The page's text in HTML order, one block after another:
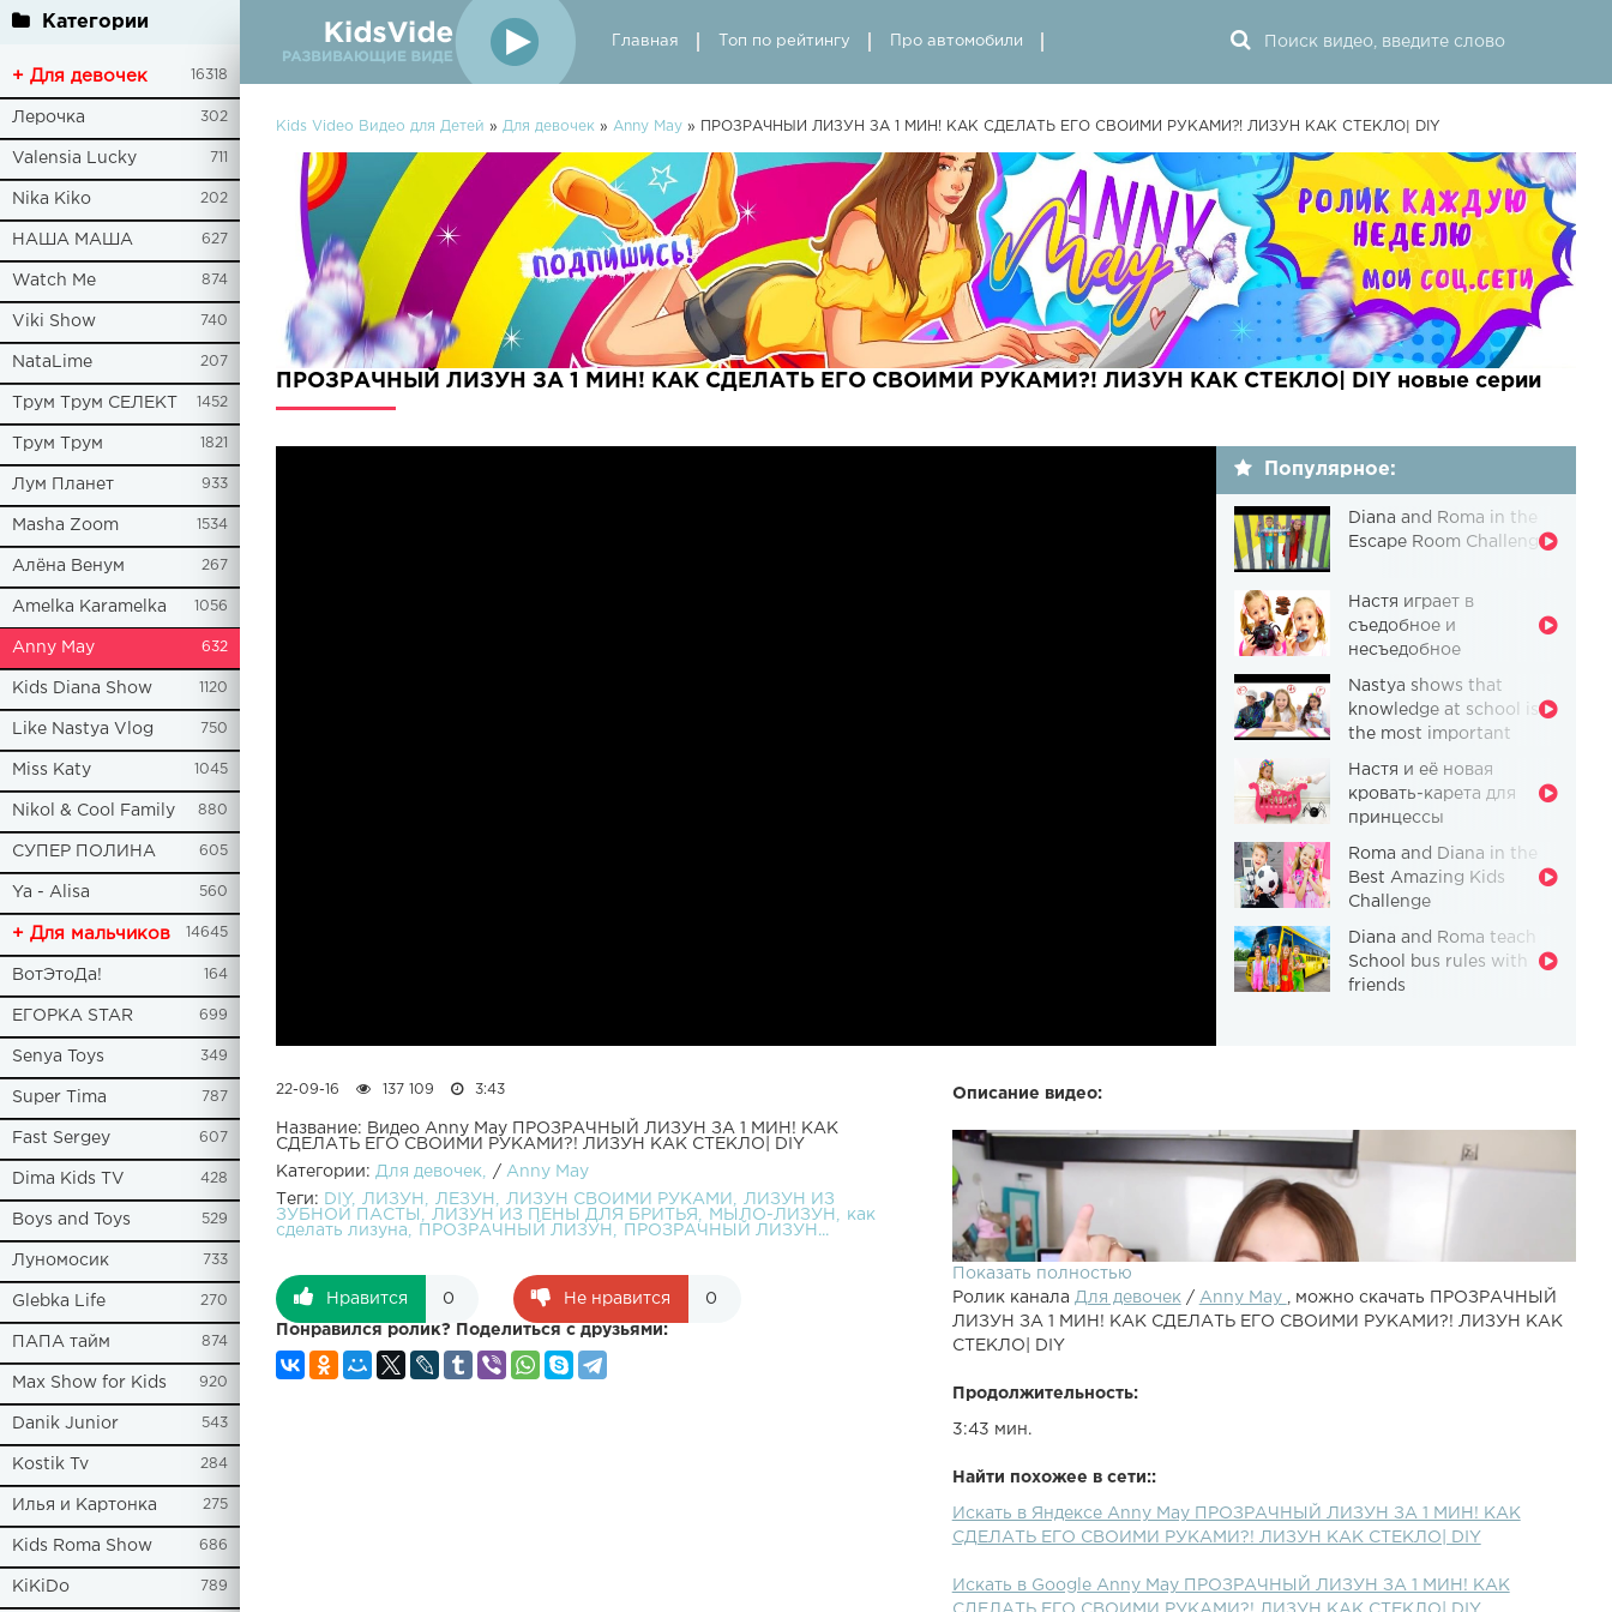
Категории
+ Для девочек 16318
Лерочка 302
Valensia Lucky 711
Nika Kiko 202
НАША МАША 627
Watch Me 874
Viki Show 740
NataLime 207
Трум Трум СЕЛЕКТ 1452
Трум Трум 1821
Лум Планет 933
Masha Zoom 1534
Алёна Венум 267
Amelka Karamelka 1056
Anny May 632
Kids Diana Show 1120
Like Nastya Vlog 750
Miss Katy 1045
Nikol & Cool Family 880
СУПЕР ПОЛИНА 605
Ya - Alisa 560
+ Для мальчиков 14645
ВотЭтоДа! 164
ЕГОРКА STAR 699
Senya Toys 349
Super Tima 787
Fast Sergey 607
Dima Kids TV 428
Boys and Toys 529
Луномосик 733
Glebka Life 270
ПАПА тайм 874
Max Show for Kids 920
Danik Junior 543
Kostik Tv 284
Илья и Картонка 275
Kids Roma Show 686
KiKiDo 789
Главная Топ по рейтингу Про автомобили
Kids Video Видео для Детей » Для девочек » Anny May » ПРОЗРАЧНЫЙ ЛИЗУН ЗА 1 МИН! КАК СДЕЛАТЬ ЕГО СВОИМИ РУКАМИ?! ЛИЗУН КАК СТЕКЛО| DIY
ПРОЗРАЧНЫЙ ЛИЗУН ЗА 1 МИН! КАК СДЕЛАТЬ ЕГО СВОИМИ РУКАМИ?! ЛИЗУН КАК СТЕКЛО| DIY новые серии
Популярное:
Diana and Roma in the
Escape Room Challenge
Настя играет в
съедобное и
несъедобное
Nastya shows that
knowledge at school is
the most important
Настя и её новая
кровать-карета для
принцессы
Roma and Diana in the
Best Amazing Kids
Challenge
Diana and Roma teach
School bus rules with
friends
Описание видео:
ПРОЗРАЧНЫЙ ЛИЗУН ЗА 1 МИН! КАК СДЕЛАТЬ ЕГО СВОИМИ
РУКАМИ?! ЛИЗУН КАК СТЕКЛО| DIYПредыдущее видео ► Подписаться
ЛИЗУН ЗА 1 МИН! КАК СДЕЛАТЬ ЕГО СВОИМИ РУКАМИ?! ЛИЗУН КАК
СТЕКЛО| DIYЕсли хочешь больше видео на тему DIY и своими руками,
Показать полностью
Ролик канала Для девочек / Anny May
, можно скачать ПРОЗРАЧНЫЙ
ЛИЗУН ЗА 1 МИН! КАК СДЕЛАТЬ ЕГО СВОИМИ РУКАМИ?! ЛИЗУН КАК
СТЕКЛО| DIY
Продолжительность:
3:43 мин.
Найти похожее в сети::
Искать в Яндексе Anny May ПРОЗРАЧНЫЙ ЛИЗУН ЗА 1 МИН! КАК
СДЕЛАТЬ ЕГО СВОИМИ РУКАМИ?! ЛИЗУН КАК СТЕКЛО| DIY
Искать в Google Anny May ПРОЗРАЧНЫЙ ЛИЗУН ЗА 1 МИН! КАК
СДЕЛАТЬ ЕГО СВОИМИ РУКАМИ?! ЛИЗУН КАК СТЕКЛО| DIY
22-09-16 137 109 3:43
Название: Видео Anny May ПРОЗРАЧНЫЙ ЛИЗУН ЗА 1 МИН! КАК
СДЕЛАТЬ ЕГО СВОИМИ РУКАМИ?! ЛИЗУН КАК СТЕКЛО| DIY
Категории: Для девочек / Anny May
Теги:
DIY ЛИЗУН ЛЕЗУН ЛИЗУН СВОИМИ РУКАМИ
ЛИЗУН ИЗ
ЗУБНОЙ ПАСТЫ
ЛИЗУН ИЗ ПЕНЫ ДЛЯ БРИТЬЯ МЫЛО-ЛИЗУН
как
сделать лизуна
ПРОЗРАЧНЫЙ ЛИЗУН ПРОЗРАЧНЫЙ ЛИЗУН...
Нравится 0 Не нравится 0
Понравился ролик? Поделиться с друзьями: